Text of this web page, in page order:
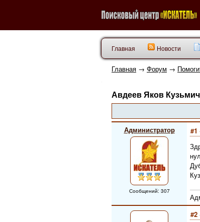
Главная Новости
Главная → Форум →
Авдеев Яков Кузьмич
Администратор
Сообщений: 307
#1
#2